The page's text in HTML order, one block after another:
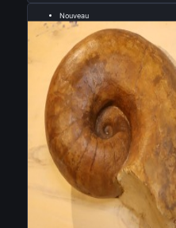
Nouveau
--- 30 cm ---